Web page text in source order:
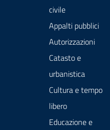
civile
Appalti pubblici
Autorizzazioni
Catasto e
urbanistica
Cultura e tempo
libero
Educazione e